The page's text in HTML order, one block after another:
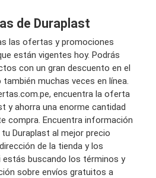
de Duraplast
las ofertas y promociones
están vigentes hoy. Podrás
con un gran descuento en el
muchas veces en línea.
encuentra la oferta
y ahorra una enorme cantidad
compra. Encuentra información
Duraplast al mejor precio
de la tienda y los
estás buscando los términos y
sobre envíos gratuitos a